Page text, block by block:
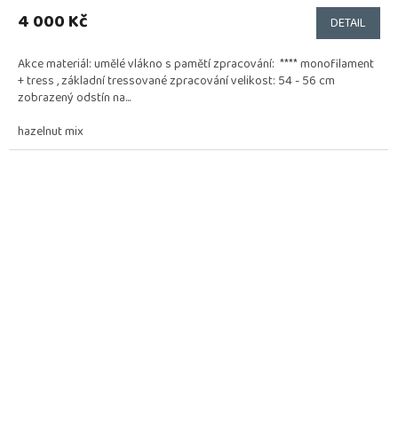
4 000 Kč DETAIL
Akce materiál: umělé vlákno s pamětí zpracování: **** monofilament
+ tress , základní tressované zpracování velikost: 54 - 56 cm
zobrazený odstín na...
hazelnut mix